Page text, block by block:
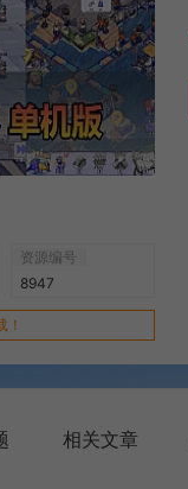
资源编号
8947
！
相关文章